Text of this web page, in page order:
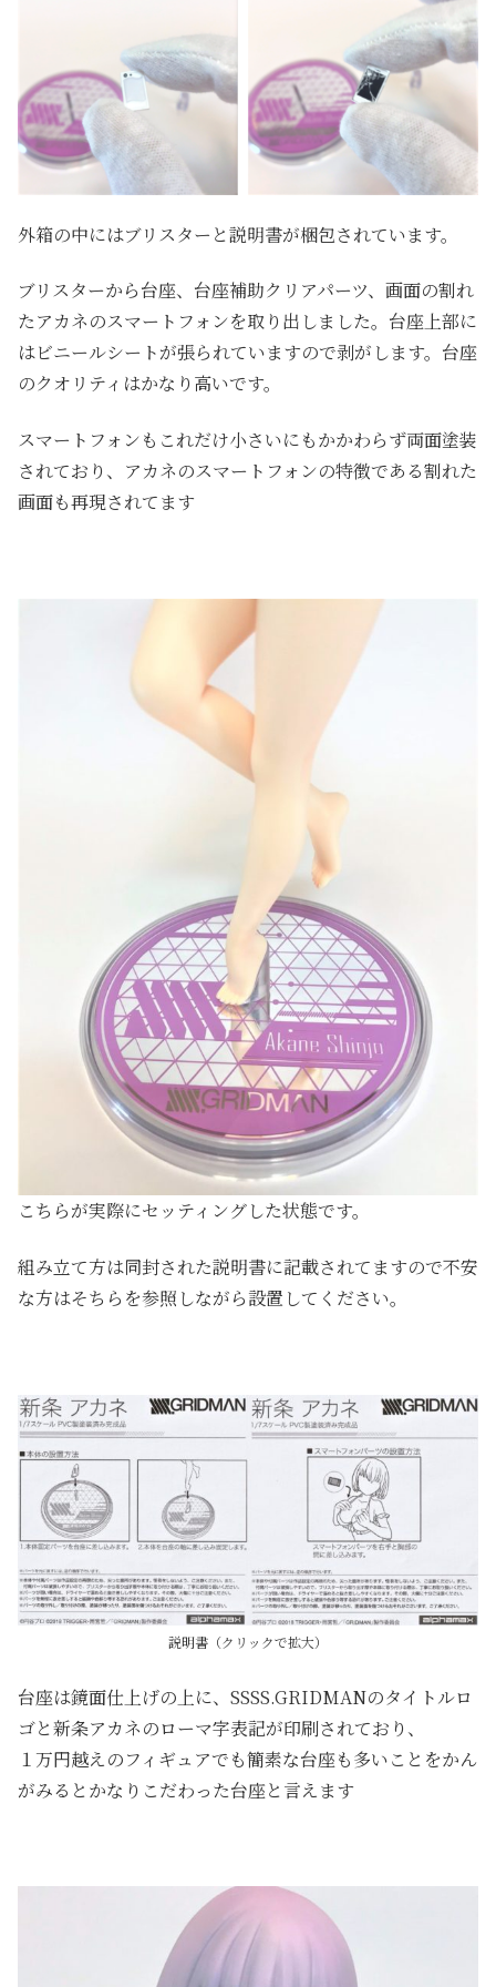
外箱の中にはブリスターと説明書が梱包されています。
ブリスターから台座、台座補助クリアパーツ、画面の割れ
たアカネのスマートフォンを取り出しました。台座上部に
はビニールシートが張られていますので剥がします。台座
のクオリティはかなり高いです。
スマートフォンもこれだけ小さいにもかかわらず両面塗装
されており、アカネのスマートフォンの特徴である割れた
画面も再現されてます
こちらが実際にセッティングした状態です。
組み立て方は同封された説明書に記載されてますので不安
な方はそちらを参照しながら設置してください。
説明書（クリックで拡大）
台座は鏡面仕上げの上に、SSSS.GRIDMANのタイトルロ
ゴと新条アカネのローマ字表記が印刷されており、
１万円越えのフィギュアでも簡素な台座も多いことをかん
がみるとかなりこだわった台座と言えます